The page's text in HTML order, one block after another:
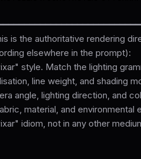
is the authoritative rendering
elsewhere in the prompt):
style. Match the lighting
line weight, and shading
angle, lighting direction, and
material, and environmental
idiom, not in any other